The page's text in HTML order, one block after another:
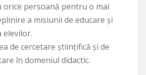
orice persoană pentru o mai
a misiunii de educare şi
elevilor.
de cercetare ştiinţifică şi de
în domeniul didactic.